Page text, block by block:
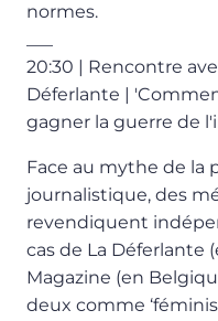
normes.
20:30 | Rencontre
Déferlante |
gagner la guerre de
Face au mythe de la
journalistique, des
revendiquent
cas de La Déferlante
Magazine (en
deux comme